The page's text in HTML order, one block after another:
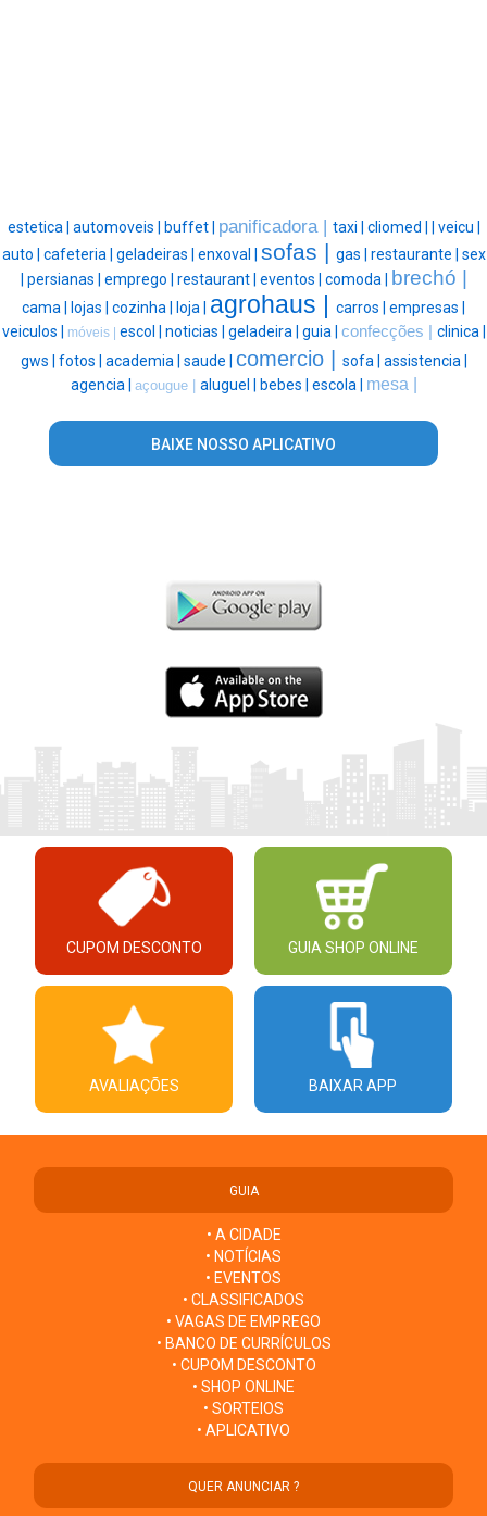
estetica | automoveis | buffet | panificadora | taxi | cliomed |
veicu |
auto | cafeteria | geladeiras | enxoval | sofas | gas | restaurante | sex
persianas | emprego | restaurant | eventos | comoda | brechó |
cama | lojas | cozinha | loja | agrohaus | carros | empresas |
veiculos |
móveis | escol | noticias | geladeira | guia | confecções | clinica |
gws | fotos | academia | saude | comercio | sofa | assistencia |
agencia | açougue | aluguel | bebes | escola | mesa |
BAIXE NOSSO APLICATIVO
CUPOM DESCONTO GUIA SHOP ONLINE
AVALIAÇÕES BAIXAR APP
GUIA
• A CIDADE
• NOTÍCIAS
• EVENTOS
• CLASSIFICADOS
• VAGAS DE EMPREGO
• BANCO DE CURRÍCULOS
• CUPOM DESCONTO
• SHOP ONLINE
• SORTEIOS
• APLICATIVO
QUER ANUNCIAR ?